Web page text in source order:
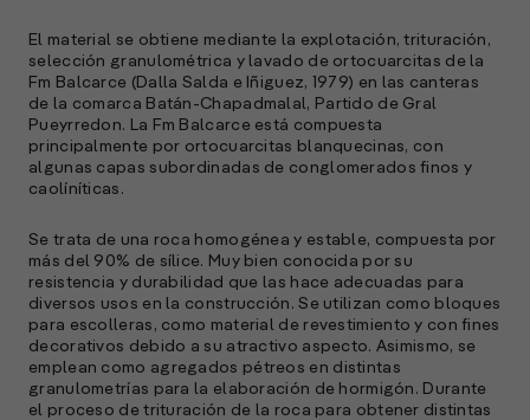
El material se obtiene mediante la explotación, trituración,
selección granulométrica y lavado de ortocuarcitas de la
Fm Balcarce (Dalla Salda e Iñiguez, 1979) en las canteras
de la comarca Batán-Chapadmalal, Partido de Gral
Pueyrredon. La Fm Balcarce está compuesta
principalmente por ortocuarcitas blanquecinas, con
algunas capas subordinadas de conglomerados finos y
caolíníticas.
Se trata de una roca homogénea y estable, compuesta por
más del 90% de sílice. Muy bien conocida por su
resistencia y durabilidad que las hace adecuadas para
diversos usos en la construcción. Se utilizan como bloques
para escolleras, como material de revestimiento y con fines
decorativos debido a su atractivo aspecto. Asimismo, se
emplean como agregados pétreos en distintas
granulometrías para la elaboración de hormigón. Durante
el proceso de trituración de la roca para obtener distintas